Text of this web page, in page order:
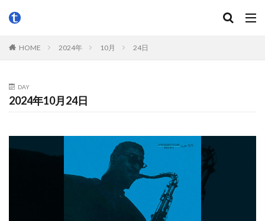
HOME 2024年 10月 24日
DAY
2024年10月24日